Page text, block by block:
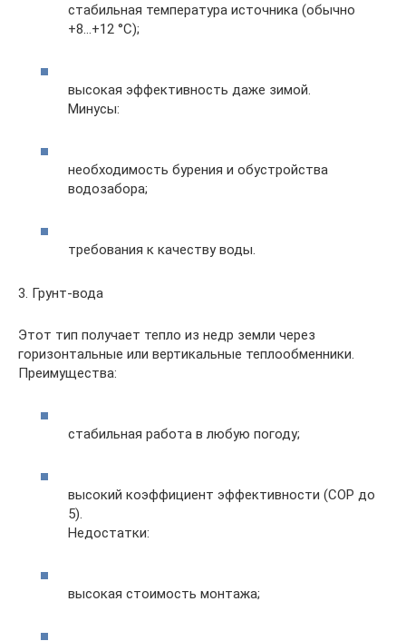
стабильная температура источника (обычно
+8...+12 °C);
высокая эффективность даже зимой.
Минусы:
необходимость бурения и обустройства
водозабора;
требования к качеству воды.
3. Грунт-вода
Этот тип получает тепло из недр земли через
горизонтальные или вертикальные теплообменники.
Преимущества:
стабильная работа в любую погоду;
высокий коэффициент эффективности (COP до
5).
Недостатки:
высокая стоимость монтажа;